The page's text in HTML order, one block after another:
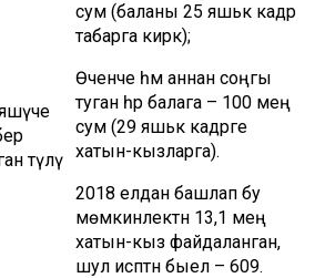
түләү
сум (баланы 25 яшькә кадәр
табарга кирәк);
Өченче һәм аннан соңгы
туган һәр балага – 100 мең
сум (29 яшькә кадәрге
хатын-кызларга).
2018 елдан башлап бу
мөмкинлектән 13,1 мең
хатын-кыз файдаланган,
шул исәптән быел – 609.